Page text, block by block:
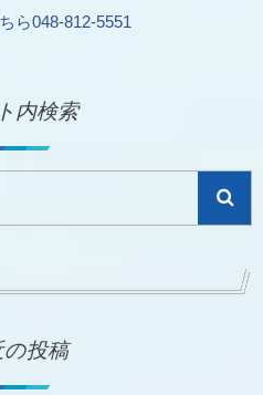
ら048-812-5551
内検索
の投稿